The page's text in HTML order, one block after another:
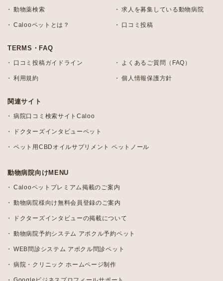
動物薬検索 求人を募集している動物病院
Calooペットとは？ 口コミ投稿
TERMS・FAQ
口コミ投稿ガイドライン よくあるご質問（FAQ）
利用規約 個人情報保護方針
関連サイト
病院口コミ検索サイトCaloo
ドクターズインタビューペット
ペット用CBDオイルサプリメント ペットノール
動物病院向けMENU
Calooペットプレミアム掲載のご案内
動物病院様向け無料会員登録のご案内
ドクターズインタビューの掲載について
動物病院予約システム アポクル予約ペット
WEB問診システム アポクル問診ペット
病院・クリニック ホームページ制作